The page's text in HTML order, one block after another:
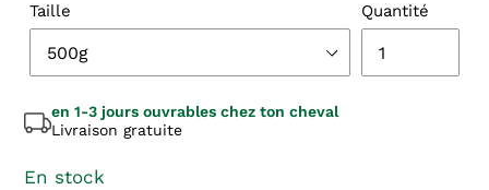
Taille Quantité
en 1-3 jours ouvrables chez ton cheval
Livraison gratuite
En stock